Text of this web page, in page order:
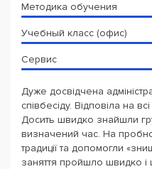
Методика обучения
Учебный класс (офис)
Сервис
Дуже досвідчена
співбесіду. Відповіла на
Досить швидко знайшли
визначений час. На
традиції та допомогли
заняття пройшло швидко і